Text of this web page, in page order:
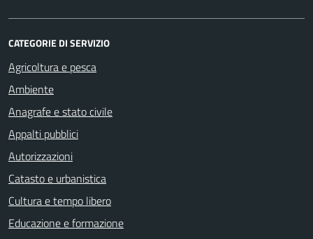
CATEGORIE DI SERVIZIO
Agricoltura e pesca
Ambiente
Anagrafe e stato civile
Appalti pubblici
Autorizzazioni
Catasto e urbanistica
Cultura e tempo libero
Educazione e formazione